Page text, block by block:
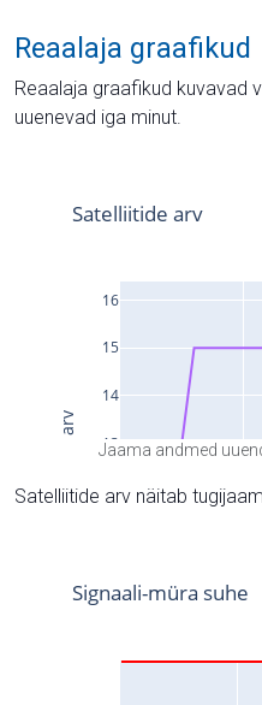
Reaalaja graafikud
Reaalaja graafikud kuvavad
uuenevad iga minut.
Jaama andmed
Satelliitide arv näitab